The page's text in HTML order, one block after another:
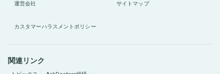
運営会社 サイトマップ
カスタマーハラスメントポリシー
関連リンク